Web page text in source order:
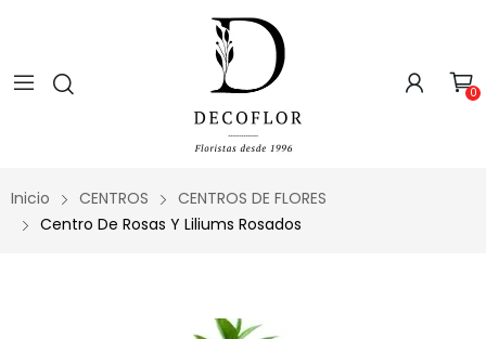
0
Inicio CENTROS
CENTROS DE FLORES
Centro De Rosas Y Liliums Rosados